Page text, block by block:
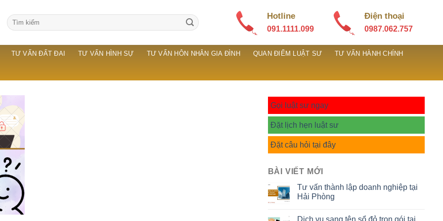
Hotline
091.1111.099
Điện thoại
0987.062.757
TƯ VẤN ĐẤT ĐAI TƯ VẤN HÌNH SỰ TƯ VẤN HÔN NHÂN GIA ĐÌNH QUAN ĐIỂM LUẬT SƯ TƯ VẤN HÀNH CHÍNH
Gọi luật sư ngay
Đặt lịch hẹn luật sư
Đặt câu hỏi tại đây
BÀI VIẾT MỚI
Tư vấn thành lập doanh nghiệp tại
Hải Phòng
Dịch vụ sang tên sổ đỏ trọn gói tại